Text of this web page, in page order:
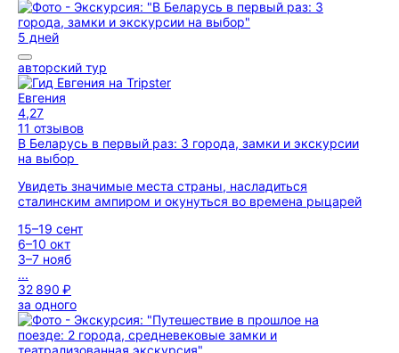
5 дней
авторский тур
Евгения
4,27
11 отзывов
В Беларусь в первый раз: 3 города, замки и экскурсии
на выбор
Увидеть значимые места страны, насладиться
сталинским ампиром и окунуться во времена рыцарей
15–19 сент
6–10 окт
3–7 нояб
...
32 890 ₽
за одного